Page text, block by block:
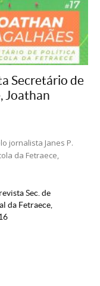
Secretário de
Joathan
jornalista Janes P.
da Fetraece,
Sec. de
da Fetraece,